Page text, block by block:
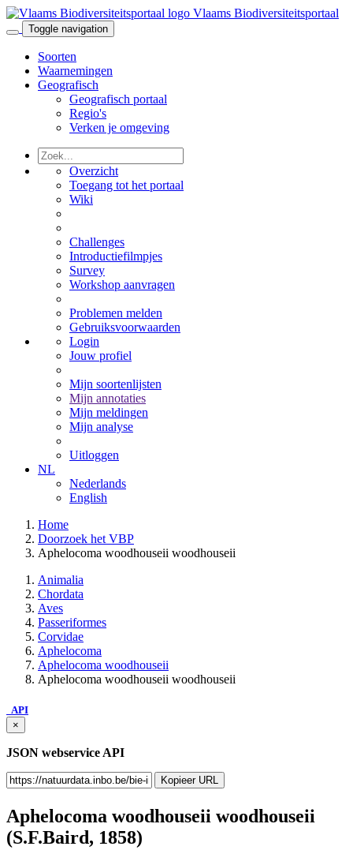
Vlaams Biodiversiteitsportaal
Toggle navigation
Soorten
Waarnemingen
Geografisch
Geografisch portaal
Regio's
Verken je omgeving
Overzicht
Toegang tot het portaal
Wiki
Challenges
Introductiefilmpjes
Survey
Workshop aanvragen
Problemen melden
Gebruiksvoorwaarden
Login
Jouw profiel
Mijn soortenlijsten
Mijn annotaties
Mijn meldingen
Mijn analyse
Uitloggen
NL
Nederlands
English
Home
Doorzoek het VBP
Aphelocoma woodhouseii woodhouseii
Animalia
Chordata
Aves
Passeriformes
Corvidae
Aphelocoma
Aphelocoma woodhouseii
Aphelocoma woodhouseii woodhouseii
API
×
JSON webservice API
Kopieer URL
Aphelocoma woodhouseii woodhouseii
(S.F.Baird, 1858)